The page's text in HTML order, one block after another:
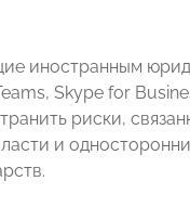
иностранным
Skype for
риски,
и